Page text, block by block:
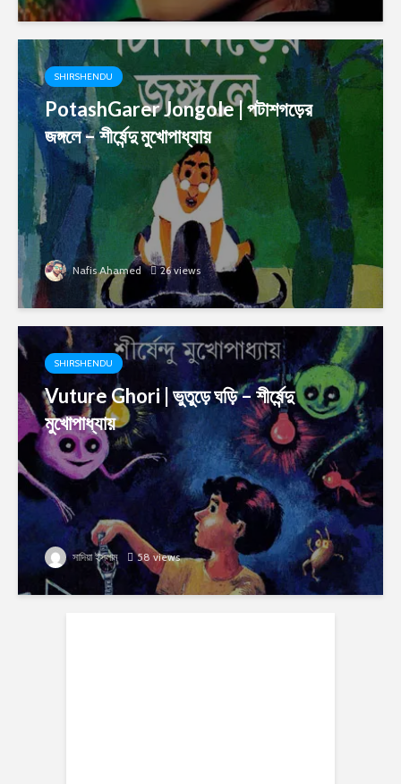
SHIRSHENDU
PotashGarer Jongole | পটাশগড়ের
জঙ্গলে – শীর্ষেন্দু মুখোপাধ্যায়
Nafis Ahamed 26 views
SHIRSHENDU
Vuture Ghori | ভুতুড়ে ঘড়ি – শীর্ষেন্দু
মুখোপাধ্যায়
সাদিয়া ইসলাম 58 views